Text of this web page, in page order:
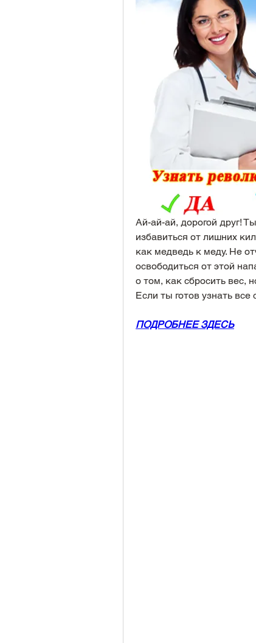
Ай-ай-ай, дорогой друг!
избавиться от лишних
как медведь к меду. Не
освободиться от этой
о том, как сбросить вес,
Если ты готов узнать
ПОДРОБНЕЕ ЗДЕСЬ